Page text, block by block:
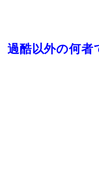
過酷以外の何者